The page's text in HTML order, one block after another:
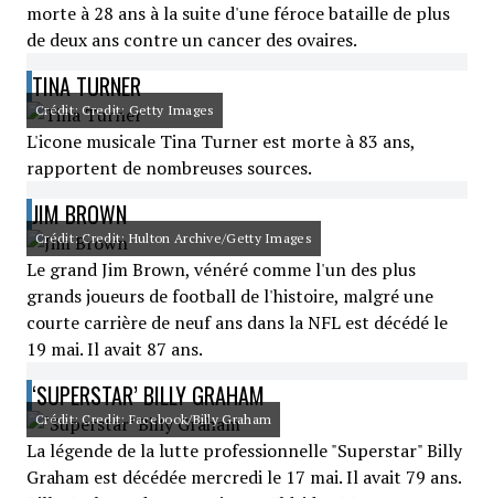
morte à 28 ans à la suite d'une féroce bataille de plus
de deux ans contre un cancer des ovaires.
TINA TURNER
Crédit: Credit: Getty Images
L'icone musicale Tina Turner est morte à 83 ans,
rapportent de nombreuses sources.
JIM BROWN
Crédit: Credit: Hulton Archive/Getty Images
Le grand Jim Brown, vénéré comme l'un des plus
grands joueurs de football de l'histoire, malgré une
courte carrière de neuf ans dans la NFL est décédé le
19 mai. Il avait 87 ans.
‘SUPERSTAR’ BILLY GRAHAM
Crédit: Credit: Facebook/Billy Graham
La légende de la lutte professionnelle "Superstar" Billy
Graham est décédée mercredi le 17 mai. Il avait 79 ans.